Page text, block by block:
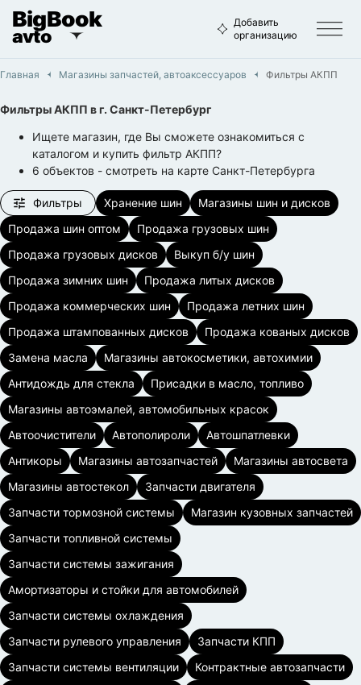
BigBook
avto
Добавить
организацию
Главная Магазины запчастей, автоаксессуаров Фильтры АКПП
Фильтры АКПП в г. Санкт-Петербург
Ищете магазин, где Вы сможете ознакомиться с
каталогом и купить фильтр АКПП?
6 объектов - смотреть на карте Санкт-Петербурга
Фильтры Хранение шин
Магазины шин и дисков
Продажа шин оптом
Продажа грузовых шин
Продажа грузовых дисков
Выкуп б/у шин
Продажа зимних шин
Продажа литых дисков
Продажа коммерческих шин
Продажа летних шин
Продажа штампованных дисков
Продажа кованых дисков
Замена масла
Магазины автокосметики, автохимии
Антидождь для стекла
Присадки в масло, топливо
Магазины автоэмалей, автомобильных красок
Автоочистители
Автополироли
Автошпатлевки
Антикоры
Магазины автозапчастей
Магазины автосвета
Магазины автостекол
Запчасти двигателя
Запчасти тормозной системы
Магазин кузовных запчастей
Запчасти топливной системы
Запчасти системы зажигания
Амортизаторы и стойки для автомобилей
Запчасти системы охлаждения
Запчасти рулевого управления
Запчасти КПП
Запчасти системы вентиляции
Контрактные автозапчасти